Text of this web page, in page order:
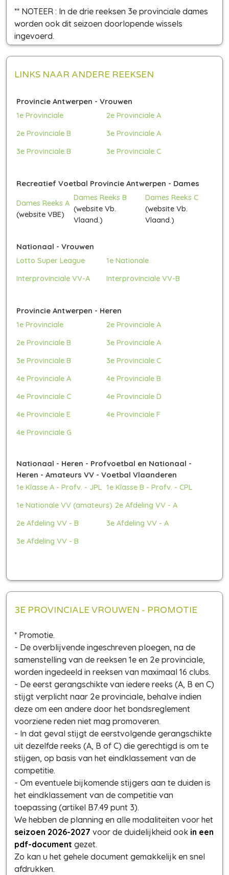
** NOTEER : In de drie reeksen 3e provinciale dames
worden ook dit seizoen doorlopende wissels
ingevoerd.
LINKS NAAR ANDERE REEKSEN
Provincie Antwerpen - Vrouwen
1e Provinciale
2e Provinciale A
2e Provinciale B
3e Provinciale A
3e Provinciale B
3e Provinciale C
Recreatief Voetbal Provincie Antwerpen - Dames
Dames Reeks A
(website VBE)
Dames Reeks B
(website Vb.
Vlaand.)
Dames Reeks C
(website Vb.
Vlaand.)
Nationaal - Vrouwen
Lotto Super League
1e Nationale
Interprovinciale VV-A
Interprovinciale VV-B
Provincie Antwerpen - Heren
1e Provinciale
2e Provinciale A
2e Provinciale B
3e Provinciale A
3e Provinciale B
3e Provinciale C
4e Provinciale A
4e Provinciale B
4e Provinciale C
4e Provinciale D
4e Provinciale E
4e Provinciale F
4e Provinciale G
Nationaal - Heren - Profvoetbal en Nationaal -
Heren - Amateurs VV - Voetbal Vlaanderen
1e Klasse A - Profv. - JPL 1e Klasse B - Profv. - CPL
1e Nationale VV (amateurs) 2e Afdeling VV - A
2e Afdeling VV - B
3e Afdeling VV - A
3e Afdeling VV - B
3E PROVINCIALE VROUWEN - PROMOTIE
* Promotie.
- De overblijvende ingeschreven ploegen, na de
samenstelling van de reeksen 1e en 2e provinciale,
worden ingedeeld in reeksen van maximaal 16 clubs.
- De eerst gerangschikte van iedere reeks (A, B en C)
stijgt verplicht naar 2e provinciale, behalve indien
deze om een andere door het bondsreglement
voorziene reden niet mag promoveren.
- In dat geval stijgt de eerstvolgende gerangschikte
uit dezelfde reeks (A, B of C) die gerechtigd is om te
stijgen, op basis van het eindklassement van de
competitie.
- Om eventuele bijkomende stijgers aan te duiden is
het eindklassement van de competitie van
toepassing (artikel B7.49 punt 3).
We hebben de planning en alle modaliteiten voor het
seizoen 2026-2027 voor de duidelijkheid ook in een
pdf-document gezet.
Zo kan u het gehele document gemakkelijk en snel
afdrukken.